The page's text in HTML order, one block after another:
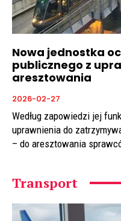
Nowa jednostka
publicznego z
aresztowania
2026-02-27
Według zapowiedzi jej
uprawnienia do
– do aresztowania
Transport